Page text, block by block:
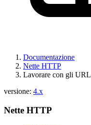
Documentazione
Nette HTTP
Lavorare con gli URL
versione: 4.x
Nette HTTP